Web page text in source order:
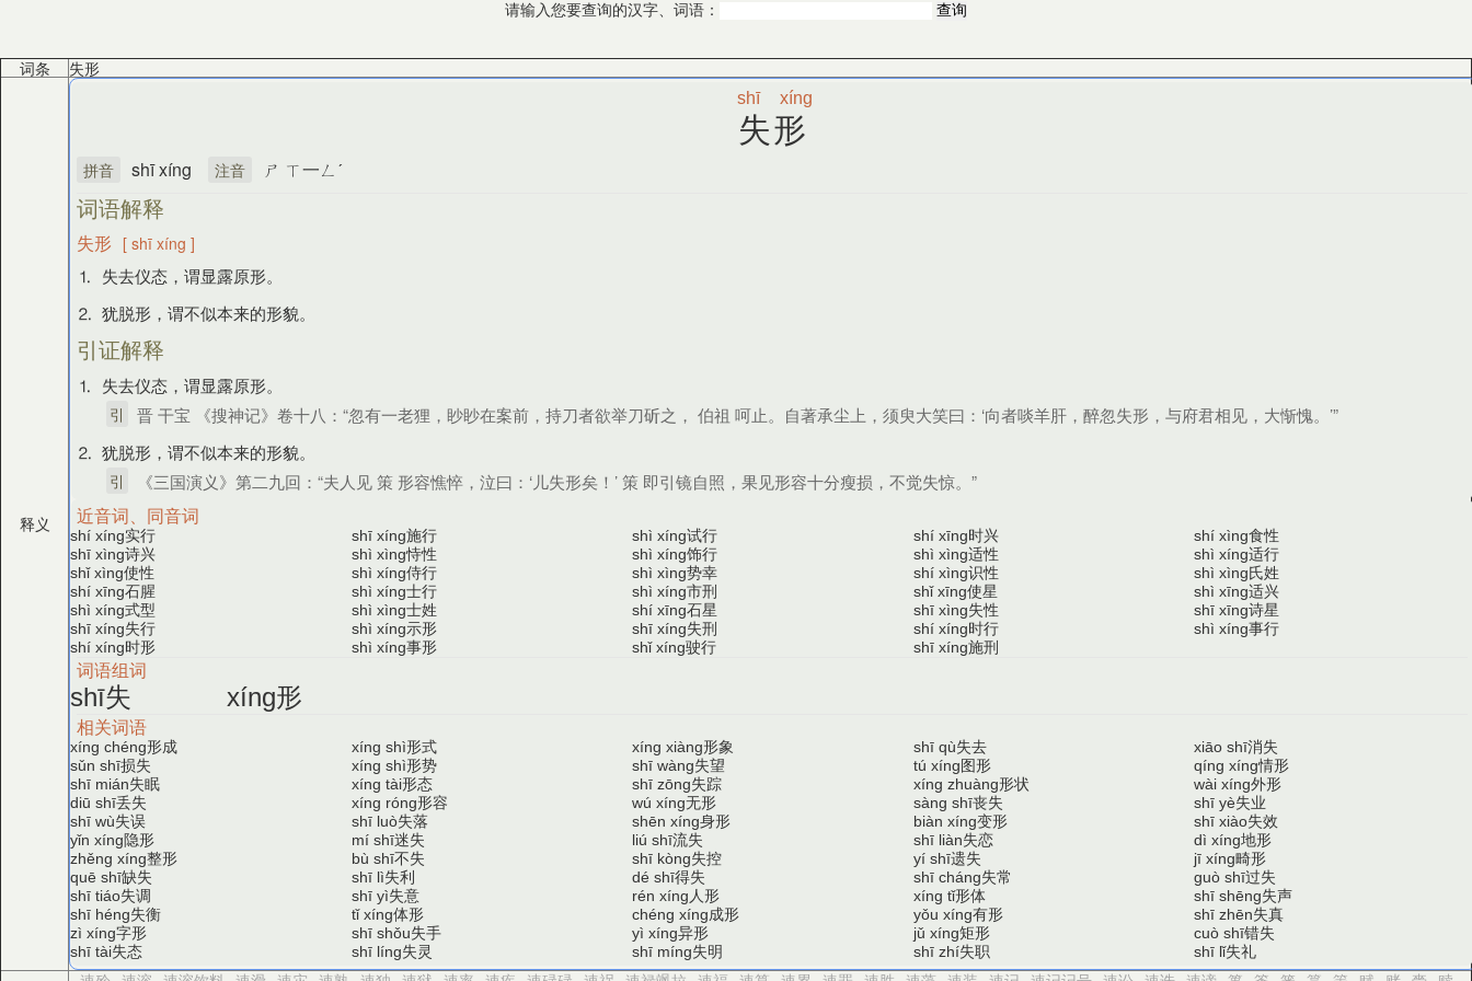
请输入您要查询的汉字、词语：
词条 失形
释义
shī xíng
失形
拼音 shī xíng 注音 ㄕ ㄒ一ㄥˊ
词语解释
失形 [ shī xíng ]
⒈ 失去仪态，谓显露原形。
⒉ 犹脱形，谓不似本来的形貌。
引证解释
⒈ 失去仪态，谓显露原形。
引
晋 干宝 《搜神记》卷十八：“忽有一老狸，眇眇在案前，持刀者欲举刀斫之， 伯祖 呵止。自著承尘上，须臾大笑曰：‘向者啖羊肝，醉忽失形，与府君相见，大惭愧。’”
⒉ 犹脱形，谓不似本来的形貌。
引 《三国演义》第二九回：“夫人见 策 形容憔悴，泣曰：‘儿失形矣！’ 策 即引镜自照，果见形容十分瘦损，不觉失惊。”
近音词、同音词
shí xíng实行 shī xíng施行 shì xíng试行 shí xīng时兴 shí xìng食性
shī xìng诗兴 shì xìng恃性 shì xíng饰行 shì xìng适性 shì xíng适行
shǐ xìng使性 shì xíng侍行 shì xìng势幸 shí xìng识性 shì xìng氏姓
shí xīng石腥 shì xíng士行 shì xíng市刑 shǐ xīng使星 shì xīng适兴
shì xíng式型 shì xìng士姓 shí xīng石星 shī xìng失性 shī xīng诗星
shī xíng失行 shì xíng示形 shī xíng失刑 shí xíng时行 shì xíng事行
shí xíng时形 shì xíng事形 shǐ xíng驶行 shī xíng施刑
词语组词
shī失 xíng形
相关词语
xíng chéng形成 xíng shì形式 xíng xiàng形象 shī qù失去 xiāo shī消失
sǔn shī损失 xíng shì形势 shī wàng失望 tú xíng图形 qíng xíng情形
shī mián失眠 xíng tài形态 shī zōng失踪 xíng zhuàng形状 wài xíng外形
diū shī丢失 xíng róng形容 wú xíng无形 sàng shī丧失 shī yè失业
shī wù失误 shī luò失落 shēn xíng身形 biàn xíng变形 shī xiào失效
yǐn xíng隐形 mí shī迷失 liú shī流失 shī liàn失恋 dì xíng地形
zhěng xíng整形 bù shī不失 shī kòng失控 yí shī遗失 jī xíng畸形
quē shī缺失 shī lì失利 dé shī得失 shī cháng失常 guò shī过失
shī tiáo失调 shī yì失意 rén xíng人形 xíng tǐ形体 shī shēng失声
shī héng失衡 tǐ xíng体形 chéng xíng成形 yǒu xíng有形 shī zhēn失真
zì xíng字形 shī shǒu失手 yì xíng异形 jǔ xíng矩形 cuò shī错失
shī tài失态 shī líng失灵 shī míng失明 shī zhí失职 shī lǐ失礼